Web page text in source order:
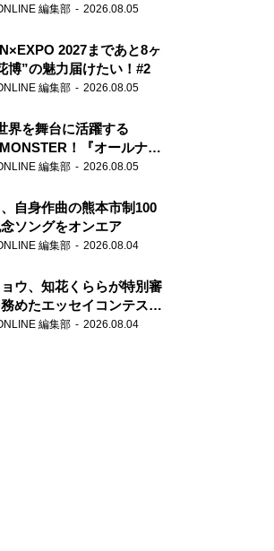
スタシア』を紹介
編集部 2026.08.05
2027まであと8ヶ
博”の魅力届けたい！#2
編集部 2026.08.05
界を舞台に活躍する
！『オールナイ
ンPODCAST』月替わり
編集部 2026.08.05
自身作曲の熊本市制100
ソングをオンエア
編集部 2026.08.04
ウ、知花くららが特別審
めたエッセイコンテスト
組「#いまあなたに伝え
編集部 2026.08.04